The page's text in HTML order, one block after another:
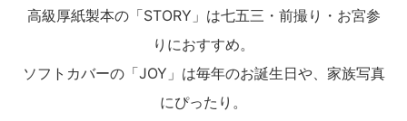
高級厚紙製本の「STORY」は七五三・前撮り・お宮参
りにおすすめ。
ソフトカバーの「JOY」は毎年のお誕生日や、家族写真
にぴったり。